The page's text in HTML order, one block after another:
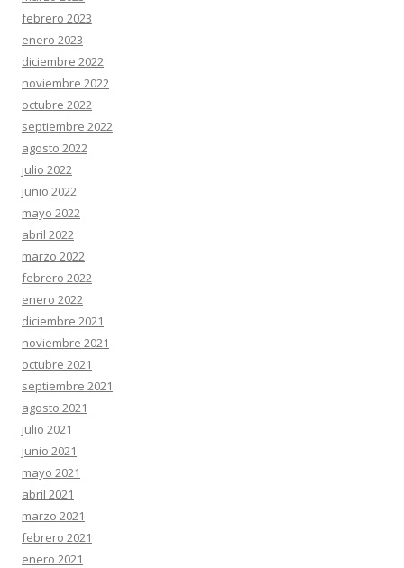
febrero 2023
enero 2023
diciembre 2022
noviembre 2022
octubre 2022
septiembre 2022
agosto 2022
julio 2022
junio 2022
mayo 2022
abril 2022
marzo 2022
febrero 2022
enero 2022
diciembre 2021
noviembre 2021
octubre 2021
septiembre 2021
agosto 2021
julio 2021
junio 2021
mayo 2021
abril 2021
marzo 2021
febrero 2021
enero 2021